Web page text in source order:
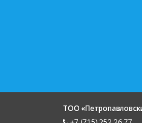
ТОО